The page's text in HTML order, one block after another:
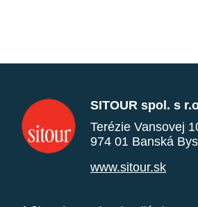
SITOUR spol. s
Terézie Vansovej
974 01 Banská
www.sitour.sk